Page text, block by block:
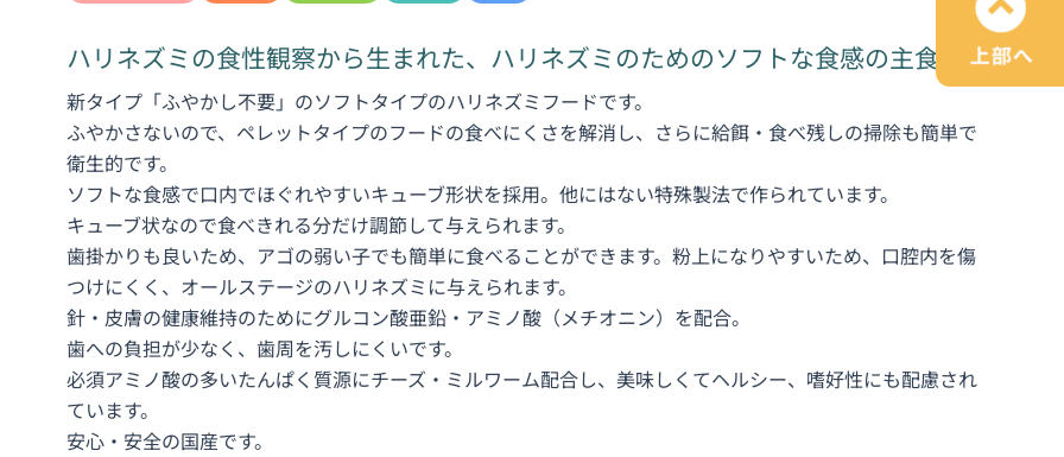
ハリネズミの食性観察から生まれた、ハリネズミのためのソフトな食感の主食
新タイプ「ふやかし不要」のソフトタイプのハリネズミフードです。
ふやかさないので、ペレットタイプのフードの食べにくさを解消し、さらに給餌・食べ残しの掃除も簡単で
衛生的です。
ソフトな食感で口内でほぐれやすいキューブ形状を採用。他にはない特殊製法で作られています。
キューブ状なので食べきれる分だけ調節して与えられます。
歯掛かりも良いため、アゴの弱い子でも簡単に食べることができます。粉上になりやすいため、口腔内を傷
つけにくく、オールステージのハリネズミに与えられます。
針・皮膚の健康維持のためにグルコン酸亜鉛・アミノ酸（メチオニン）を配合。
歯への負担が少なく、歯周を汚しにくいです。
必須アミノ酸の多いたんぱく質源にチーズ・ミルワーム配合し、美味しくてヘルシー、嗜好性にも配慮され
ています。
安心・安全の国産です。